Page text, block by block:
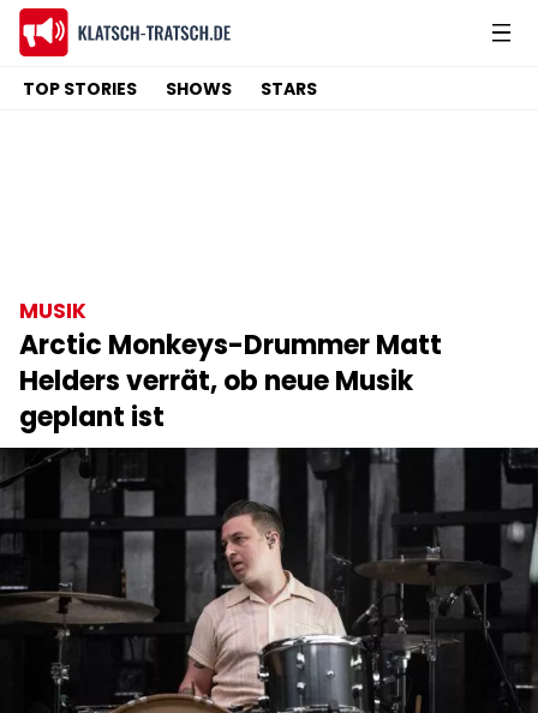
TOP STORIES SHOWS STARS
MUSIK
Arctic Monkeys-Drummer Matt
Helders verrät, ob neue Musik
geplant ist